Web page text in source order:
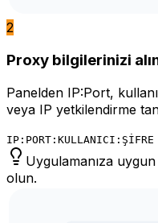
2
Proxy bilgilerinizi
Panelden IP:Port,
veya IP yetkilendirme
IP:PORT:KULLANICI:ŞİFRE
Uygulamanıza
olun.